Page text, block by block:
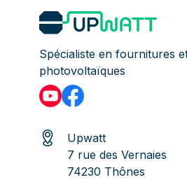
Spécialiste en fournitures
photovoltaïques
Upwatt
7 rue des Vernaies
74230 Thônes